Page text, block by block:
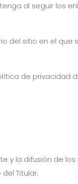
al seguir los
del sitio en el
de privacidad
y la difusión de
Titular.